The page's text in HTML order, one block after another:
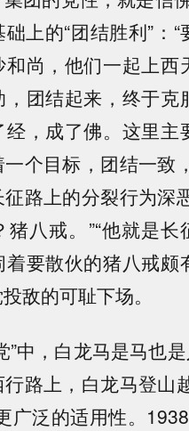
上的“团结胜利”：
尚，他们一起上
团结起来，终于
经，成了佛。这里
个目标，团结一致
路上的分裂行为深
八戒。”“他就是
要散伙的猪八戒
敌的可耻下场。
”中，白龙马是马也
路上，白龙马登山
广泛的适用性。